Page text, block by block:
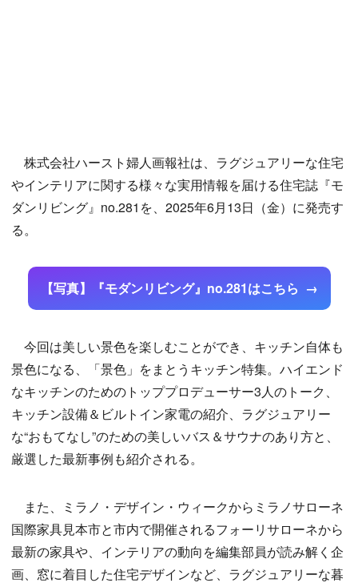
株式会社ハースト婦人画報社は、ラグジュアリーな住宅
やインテリアに関する様々な実用情報を届ける住宅誌『モ
ダンリビング』no.281を、2025年6月13日（金）に発売す
る。
【写真】『モダンリビング』no.281はこちら
今回は美しい景色を楽しむことができ、キッチン自体も
景色になる、「景色」をまとうキッチン特集。ハイエンド
なキッチンのためのトッププロデューサー3人のトーク、
キッチン設備＆ビルトイン家電の紹介、ラグジュアリー
な“おもてなし”のための美しいバス＆サウナのあり方と、
厳選した最新事例も紹介される。
また、ミラノ・デザイン・ウィークからミラノサローネ
国際家具見本市と市内で開催されるフォーリサローネから
最新の家具や、インテリアの動向を編集部員が読み解く企
画、窓に着目した住宅デザインなど、ラグジュアリーな暮